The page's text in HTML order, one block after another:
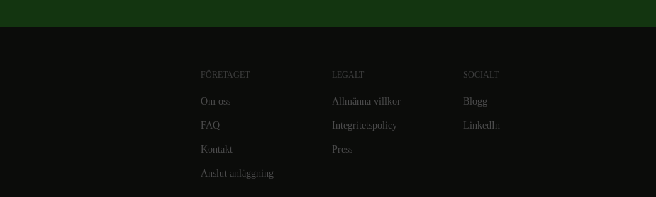
FÖRETAGET
Om oss
FAQ
Kontakt
Anslut anläggning
LEGALT
Allmänna villkor
Integritetspolicy
Press
SOCIALT
Blogg
LinkedIn